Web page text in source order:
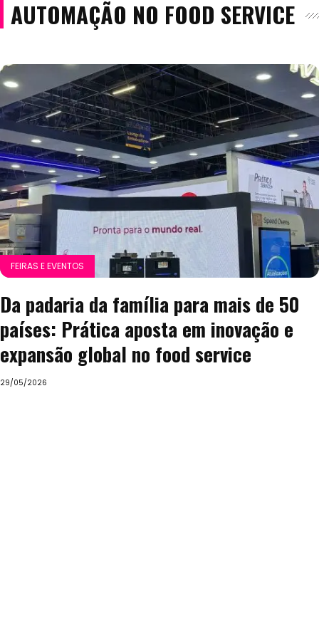
AUTOMAÇÃO NO FOOD SERVICE
FEIRAS E EVENTOS
Da padaria da família para mais de 50
países: Prática aposta em inovação e
expansão global no food service
29/05/2026